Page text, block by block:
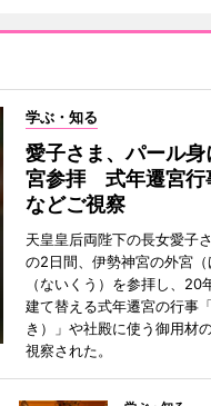
学ぶ・知る
愛子さま、パール
宮参拝 式年遷宮行
などご視察
天皇皇后両陛下の長女愛子
の2日間、伊勢神宮の外宮
（ないくう）を参拝し、20
建て替える式年遷宮の行事
き）」や社殿に使う御用材
視察された。